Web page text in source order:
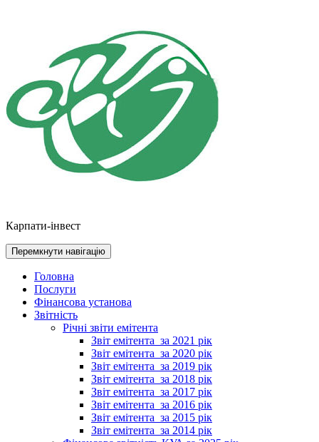
Карпати-інвест
Перемкнути навігацію
Головна
Послуги
Фінансова установа
Звітність
Річні звіти емітента
Звіт емітента_за 2021 рік
Звіт емітента_за 2020 рік
Звіт емітента_за 2019 рік
Звіт емітента_за 2018 рік
Звіт емітента_за 2017 рік
Звіт емітента_за 2016 рік
Звіт емітента_за 2015 рік
Звіт емітента_за 2014 рік